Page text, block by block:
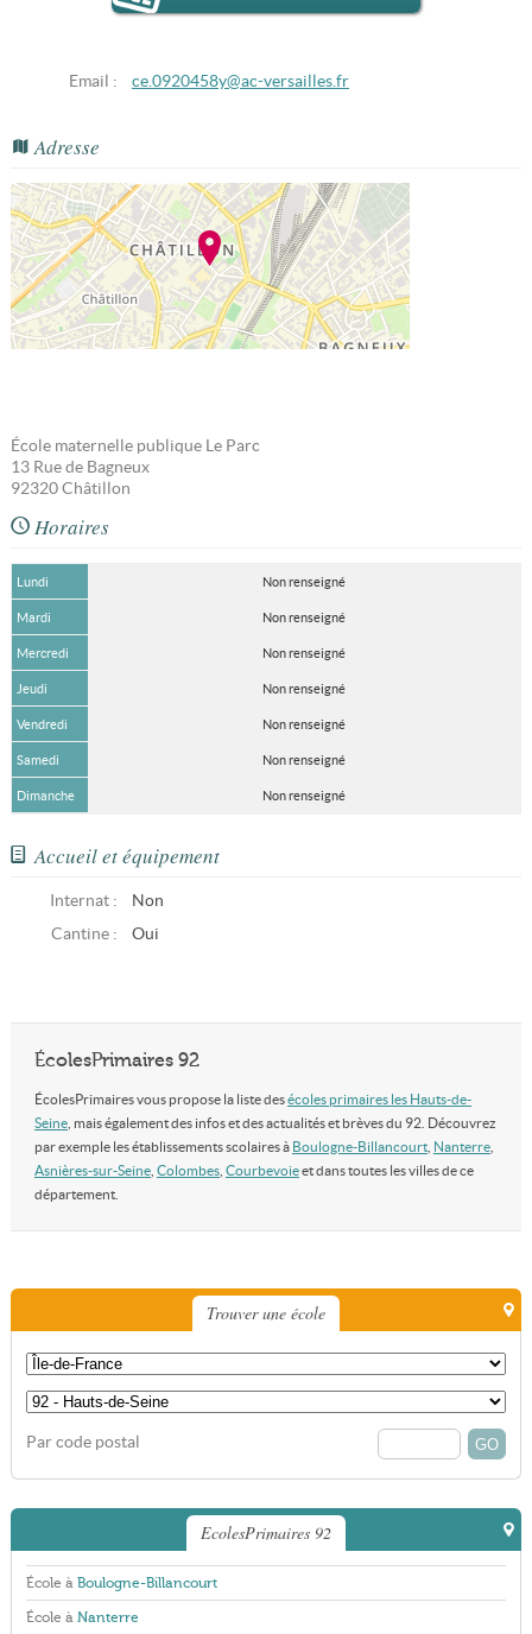
Email : ce.0920458y@ac-versailles.fr
Adresse
École maternelle publique Le Parc
13 Rue de Bagneux
92320 Châtillon
Horaires
Lundi Non renseigné
Mardi Non renseigné
Mercredi Non renseigné
Jeudi Non renseigné
Vendredi Non renseigné
Samedi Non renseigné
Dimanche Non renseigné
Accueil et équipement
Internat :
Non
Cantine :
Oui
ÉcolesPrimaires 92
ÉcolesPrimaires vous propose la liste desécoles primaires les Hauts-de-
Seine, mais également des infos et des actualités et brèves du 92. Découvrez
par exemple les établissements scolaires à Boulogne-Billancourt, Nanterre,
Asnières-sur-Seine, Colombes, Courbevoieet dans toutes les villes de ce
département.
Trouver une école
Par code postal
EcolesPrimaires 92
École à Boulogne-Billancourt
École à Nanterre